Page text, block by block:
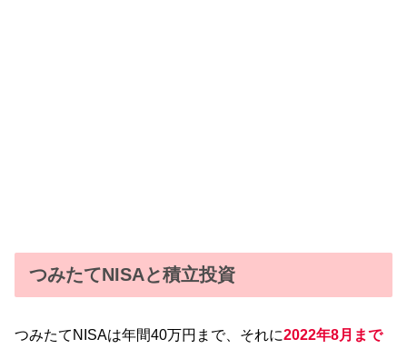
つみたてNISAと積立投資
つみたてNISAは年間40万円まで、それに2022年8月まで